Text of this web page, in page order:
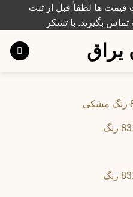
قیمت ها لطفاً قبل از ثبت
بگیرید. با تشکر